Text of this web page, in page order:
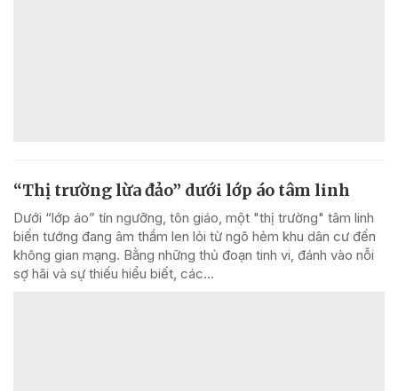
“Thị trường lừa đảo” dưới lớp áo tâm linh
Dưới “lớp áo” tín ngưỡng, tôn giáo, một "thị trường" tâm linh
biến tướng đang âm thầm len lỏi từ ngõ hẻm khu dân cư đến
không gian mạng. Bằng những thủ đoạn tinh vi, đánh vào nỗi
sợ hãi và sự thiếu hiểu biết, các...